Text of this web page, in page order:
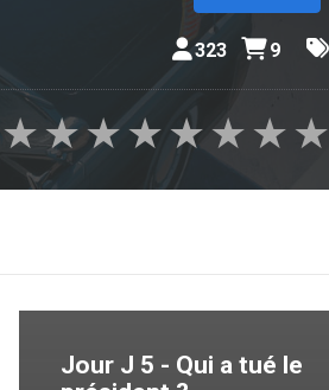
323 9
★
★
★
★
★
★
★
★
Jour J 5 - Qui a tué le